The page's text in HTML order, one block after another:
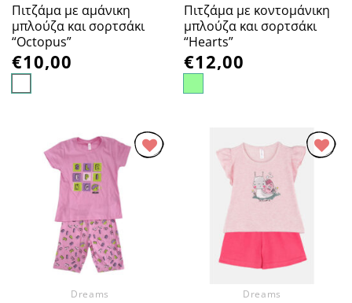
Πιτζάμα με αμάνικη
μπλούζα και σορτσάκι
“Octopus”
€10,00
Πιτζάμα με κοντομάνικη
μπλούζα και σορτσάκι
“Hearts”
€12,00
Προσθήκη
Αγαπημένα
Dreams
Προσθήκη
Dreams